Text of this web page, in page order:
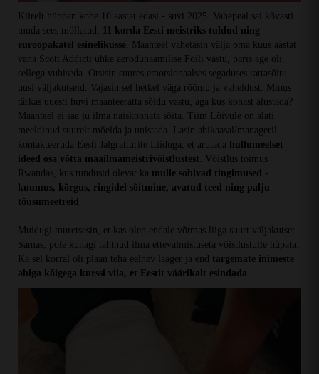
Kiirelt hüppan kohe 10 aastat edasi - suvi 2025. Vahepeal sai kõvasti
muda sees möllatud,
11 korda Eesti meistriks tuldud ning
euroopakatel esinelikusse . Maanteel vahetasin välja oma kuus aastat
vana Scott Addicti uhke aerodünaamilise Foili vastu, päris äge oli
sellega vuhiseda. Otsisin suures emotsionaalses segaduses rattasõitu
uusi väljakutseid. Vajasin sel hetkel väga rõõmu ja vaheldust. Minus
tärkas uuesti huvi maanteeratta sõidu vastu, aga kus kohast alustada?
Maanteel ei saa ju ilma naiskonnata sõita. Tiim Lõivule on alati
meeldinud suurelt mõelda ja unistada. Lasin abikaasal/manageril
kontakteeruda Eesti Jalgratturite Liiduga, et arutada hullumeelset
ideed osa võtta maailmameistrivõistlustest
. Võistlus toimus
Rwandas, kus tundusid olevat ka mulle sobivad tingimused -
kuumus, kõrgus, ringidel sõitmine, avatud teed ning palju
tõusumeetreid
Muidugi muretsesin, et kas olen endale võtmas liiga suurt väljakutset.
Samas, pole kunagi tahtnud ilma ettevalmistuseta võistlustulle hüpata.
Ka sel korral oli plaan teha eelnev laager ja end targemate inimeste
abiga kõigega kurssi viia, et Eestit väärikalt esindada